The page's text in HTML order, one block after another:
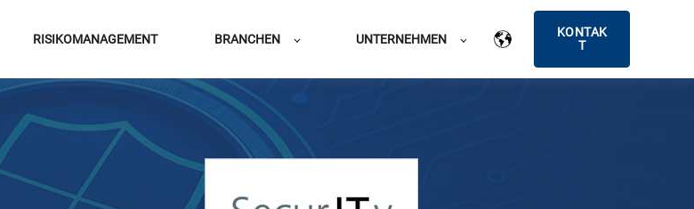
RISIKOMANAGEMENT BRANCHEN UNTERNEHMEN
KONTAK
T